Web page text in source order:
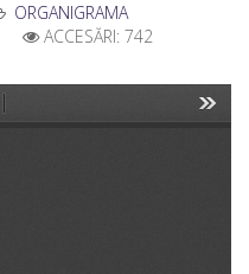
ORGANIGRAMA
ACCESĂRI: 742